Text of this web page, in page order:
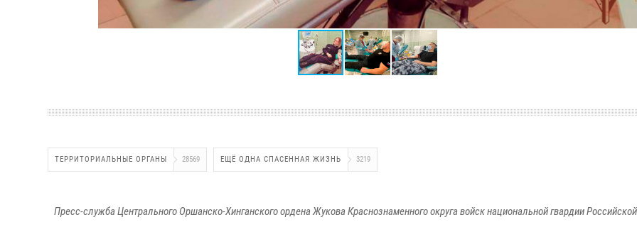
ТЕРРИТОРИАЛЬНЫЕ ОРГАНЫ 28569 ЕЩЁ ОДНА СПАСЕННАЯ ЖИЗНЬ 3219
Пресс-служба Центрального Оршанско-Хинганского ордена Жукова Краснознаменного округа войск национальной гвардии